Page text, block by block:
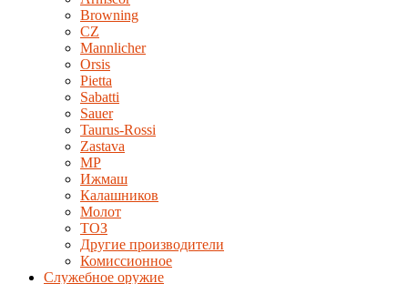
Browning
CZ
Mannlicher
Orsis
Pietta
Sabatti
Sauer
Taurus-Rossi
Zastava
MP
Ижмаш
Калашников
Молот
ТОЗ
Другие производители
Комиссионное
Служебное оружие